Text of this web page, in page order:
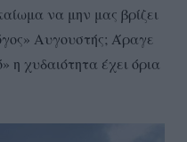
να μην μας βρίζει
Αυγουστής; Άραγε
η χυδαιότητα έχει όρια